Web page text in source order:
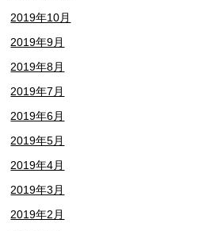
2019年10月
2019年9月
2019年8月
2019年7月
2019年6月
2019年5月
2019年4月
2019年3月
2019年2月